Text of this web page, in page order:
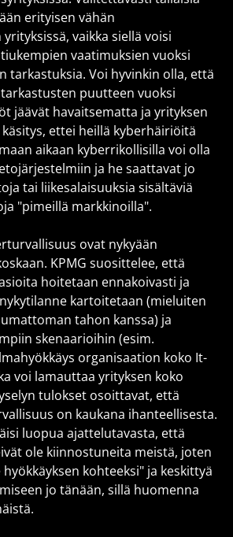
erityisen vähän
vaikka siellä voisi
vaatimuksien vuoksi
tarkastuksia. Voi hyvinkin olla, että
puutteen vuoksi
jäävät havaitsematta ja yrityksen
ettei heillä kyberhäiriöitä
aikaan kyberrikollisilla voi olla
ja he saattavat jo
tai liikesalaisuuksia sisältäviä
"pimeillä markkinoilla".
ovat nykyään
KPMG suosittelee, että
hoitetaan ennakoivasti ja
kartoitetaan (mieluiten
tahon kanssa) ja
skenaarioihin (esim.
organisaation koko It-
voi lamauttaa yrityksen koko
tulokset osoittavat, että
on kaukana ihanteellisesta.
luopua ajattelutavasta, että
ole kiinnostuneita meistä, joten
kohteeksi" ja keskittyä
jo tänään, sillä huomenna